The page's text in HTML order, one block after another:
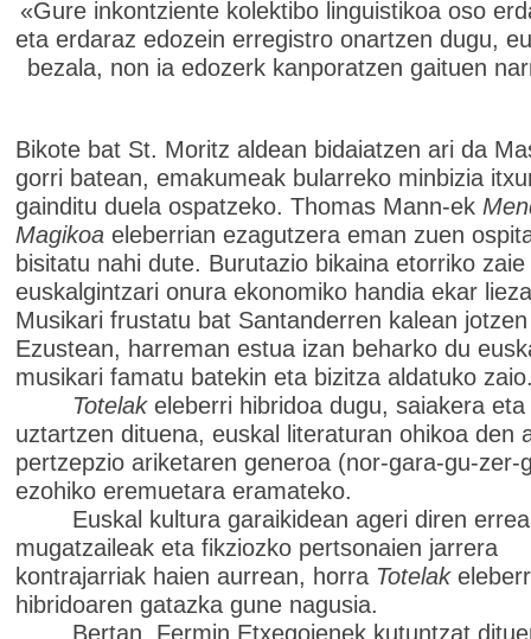
«Gure inkontziente kolektibo linguistikoa oso
eta erdaraz edozein erregistro onartzen dugu,
bezala, non ia edozerk kanporatzen gaituen
Bikote bat St. Moritz aldean bidaiatzen ari da
gorri batean, emakumeak bularreko minbizia
gainditu duela ospatzeko. Thomas Mann-ek
Magikoa eleberrian ezagutzera eman zuen
bisitatu nahi dute. Burutazio bikaina etorriko
euskalgintzari onura ekonomiko handia ekar
Musikari frustatu bat Santanderren kalean
Ezustean, harreman estua izan beharko du
musikari famatu batekin eta bizitza aldatuko
Totelakeleberri hibridoa dugu, saiakera eta
uztartzen dituena, euskal literaturan ohikoa den
pertzepzio ariketaren generoa (nor-gara-gu-zer-
ezohiko eremuetara eramateko.
Euskal kultura garaikidean ageri diren
mugatzaileak eta fikziozko pertsonaien jarrera
kontrajarriak haien aurrean, horra Totelak
hibridoaren gatazka gune nagusia.
Bertan, Fermin Etxegoienek kutuntzat